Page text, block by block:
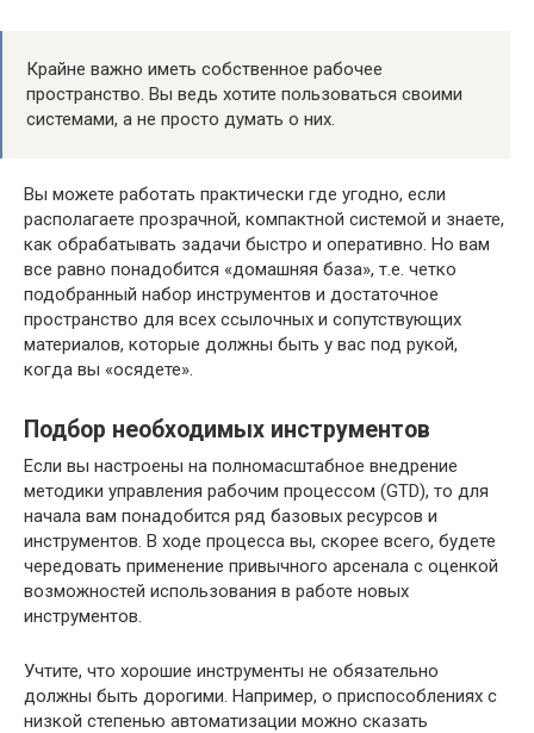
Крайне важно иметь собственное рабочее
пространство. Вы ведь хотите пользоваться своими
системами, а не просто думать о них.
Вы можете работать практически где угодно, если
располагаете прозрачной, компактной системой и знаете,
как обрабатывать задачи быстро и оперативно. Но вам
все равно понадобится «домашняя база», т.е. четко
подобранный набор инструментов и достаточное
пространство для всех ссылочных и сопутствующих
материалов, которые должны быть у вас под рукой,
когда вы «осядете».
Подбор необходимых инструментов
Если вы настроены на полномасштабное внедрение
методики управления рабочим процессом (GTD), то для
начала вам понадобится ряд базовых ресурсов и
инструментов. В ходе процесса вы, скорее всего, будете
чередовать применение привычного арсенала с оценкой
возможностей использования в работе новых
инструментов.
Учтите, что хорошие инструменты не обязательно
должны быть дорогими. Например, о приспособлениях с
низкой степенью автоматизации можно сказать